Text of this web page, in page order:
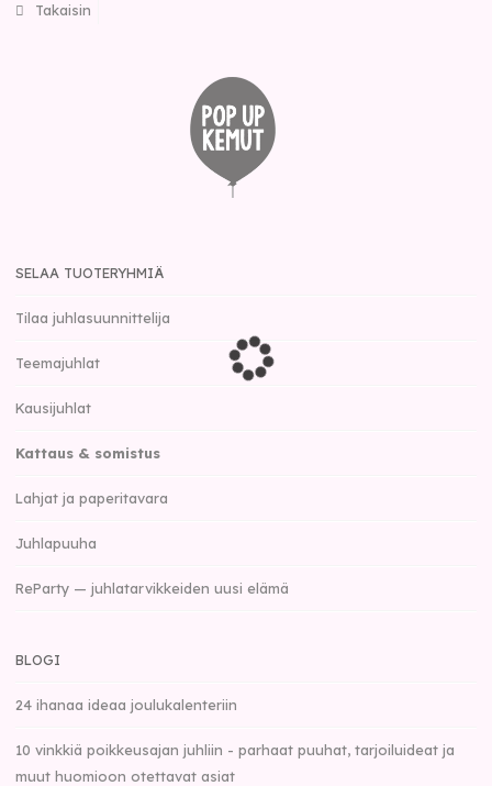
Takaisin
SELAA TUOTERYHMIÄ
Tilaa juhlasuunnittelija
Teemajuhlat
Kausijuhlat
Kattaus & somistus
Lahjat ja paperitavara
Juhlapuuha
ReParty — juhlatarvikkeiden uusi elämä
BLOGI
24 ihanaa ideaa joulukalenteriin
10 vinkkiä poikkeusajan juhliin - parhaat puuhat, tarjoiluideat ja
muut huomioon otettavat asiat